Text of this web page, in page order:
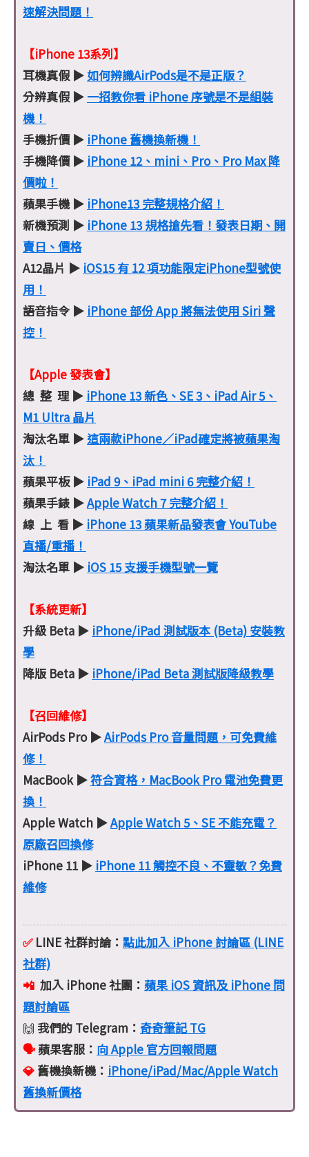
速解決問題！
【iPhone 13系列】
耳機真假 ▶ 如何辨識AirPods是不是正版？
分辨真假 ▶ 一招教你看 iPhone 序號是不是組裝
機！
手機折價 ▶ iPhone 舊機換新機！
手機降價 ▶ iPhone 12、mini、Pro、Pro Max 降
價啦！
蘋果手機 ▶ iPhone13 完整規格介紹！
新機預測 ▶ iPhone 13 規格搶先看！發表日期、開
賣日、價格
A12晶片 ▶ iOS15 有 12 項功能限定iPhone型號使
用！
語音指令 ▶ iPhone 部份 App 將無法使用 Siri 聲
控！
【Apple 發表會】
總 整 理 ▶ iPhone 13 新色、SE 3、iPad Air 5、
M1 Ultra 晶片
淘汰名單 ▶這兩款iPhone／iPad確定將被蘋果淘
汰！
蘋果平板 ▶ iPad 9、iPad mini 6 完整介紹！
蘋果手錶 ▶Apple Watch 7 完整介紹！
線 上 看 ▶ iPhone 13 蘋果新品發表會 YouTube
直播/重播！
淘汰名單 ▶ iOS 15 支援手機型號一覽
【系統更新】
升級 Beta ▶ iPhone/iPad 測試版本 (Beta) 安裝教
學
降版 Beta ▶ iPhone/iPad Beta 測試版降級教學
【召回維修】
AirPods Pro ▶AirPods Pro 音量問題，可免費維
修！
MacBook ▶符合資格，MacBook Pro 電池免費更
換！
Apple Watch ▶Apple Watch 5、SE 不能充電？
原廠召回換修
iPhone 11 ▶ iPhone 11 觸控不良、不靈敏？免費
維修
✅ LINE 社群討論： 點此加入 iPhone 討論區 (LINE
社群)
📲 加入 iPhone 社團： 蘋果 iOS 資訊及 iPhone 問
題討論區
🙌 我們的 Telegram： 奇奇筆記 TG
🗣️蘋果客服： 向 Apple 官方回報問題
💎 舊機換新機： iPhone/iPad/Mac/Apple Watch
舊換新價格